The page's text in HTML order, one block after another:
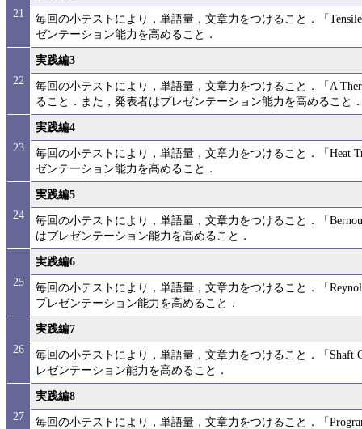
21
毎回の小テストにより，単語量，文章力をつけること．「
ゼンテーション能力を高めること．
22
実践編3
毎回の小テストにより，単語量，文章力をつけること．「A
ること．また，発表者はプレゼンテーション能力を高めること
23
実践編4
毎回の小テストにより，単語量，文章力をつけること．「Heat
ゼンテーション能力を高めること．
24
実践編5
毎回の小テストにより，単語量，文章力をつけること．「
はプレゼンテーション能力を高めること．
25
実践編6
毎回の小テストにより，単語量，文章力をつけること．「
プレゼンテーション能力を高めること．
26
実践編7
毎回の小テストにより，単語量，文章力をつけること．「
レゼンテーション能力を高めること．
27
実践編8
毎回の小テストにより，単語量，文章力をつけること．「